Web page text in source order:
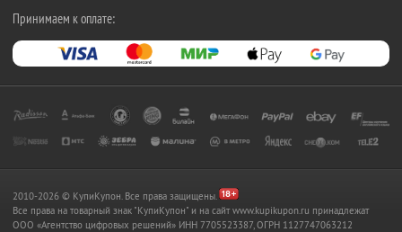
Принимаем к оплате:
2010-2026 © КупиКупон. Все права защищены.
Все права на товарный знак "КупиКупон" и на сайт www.kupikupon.ru принадлежат
OOO «Агентство цифровых решений» ИНН 7705523387, ОГРН 1127747063212